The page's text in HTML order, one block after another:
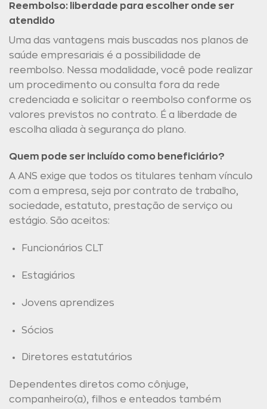
Reembolso: liberdade para escolher onde ser
atendido
Uma das vantagens mais buscadas nos planos de
saúde empresariais é a possibilidade de
reembolso. Nessa modalidade, você pode realizar
um procedimento ou consulta fora da rede
credenciada e solicitar o reembolso conforme os
valores previstos no contrato. É a liberdade de
escolha aliada à segurança do plano.
Quem pode ser incluído como beneficiário?
A ANS exige que todos os titulares tenham vínculo
com a empresa, seja por contrato de trabalho,
sociedade, estatuto, prestação de serviço ou
estágio. São aceitos:
Funcionários CLT
Estagiários
Jovens aprendizes
Sócios
Diretores estatutários
Dependentes diretos como cônjuge,
companheiro(a), filhos e enteados também